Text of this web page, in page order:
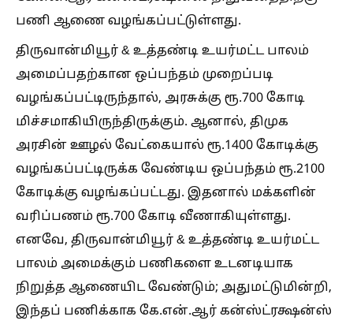
பணி ஆணை வழங்கப்பட்டுள்ளது.
திருவான்மியூர் & உத்தண்டி உயர்மட்ட பாலம்
அமைப்பதற்கான ஒப்பந்தம் முறைப்படி
வழங்கப்பட்டிருந்தால், அரசுக்கு ரூ.700 கோடி
மிச்சமாகியிருந்திருக்கும். ஆனால், திமுக
அரசின் ஊழல் வேட்கையால் ரூ.1400 கோடிக்கு
வழங்கப்பட்டிருக்க வேண்டிய ஒப்பந்தம் ரூ.2100
கோடிக்கு வழங்கப்பட்டது. இதனால் மக்களின்
வரிப்பணம் ரூ.700 கோடி வீணாகியுள்ளது.
எனவே, திருவான்மியூர் & உத்தண்டி உயர்மட்ட
பாலம் அமைக்கும் பணிகளை உடனடியாக
நிறுத்த ஆணையிட வேண்டும்; அதுமட்டுமின்றி,
இந்தப் பணிக்காக கே.என்.ஆர் கன்ஸ்ட்ரக்ஷன்ஸ்